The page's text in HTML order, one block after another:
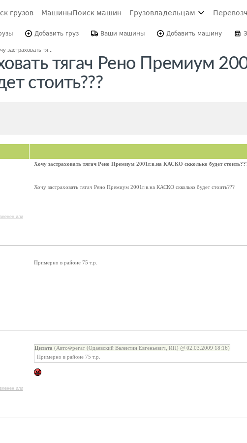
грузов МашиныПоиск машин Грузовладельцам
Добавить груз Ваши машины Добавить машину
застраховать тя...
тягач Рено Премиум
стоить???
или
Хочу застраховать тягач Рено Премиум 2001г.в.на КАСКО скколько будет
Хочу застраховать тягач Рено Премиум 2001г.в.на КАСКО скколько будет стоить???
Примерно в районе 75 т.р.
или
Цитата (АвтоФрегат (Одаевский Валентин Евгеньевич, ИП) @ 02.03.2009 18:16)
Примерно в районе 75 т.р.